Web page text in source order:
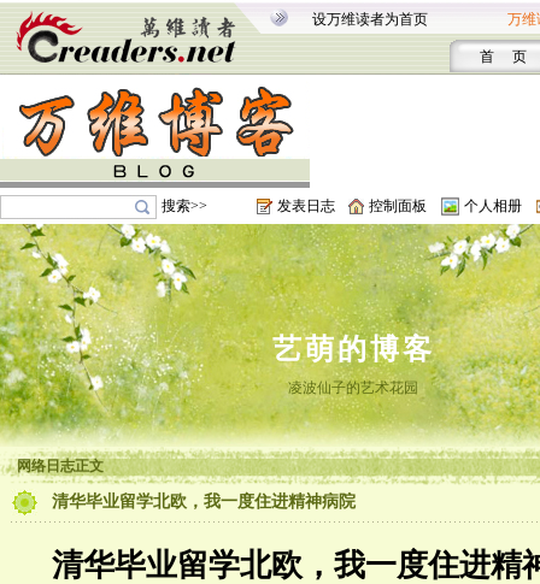
设万维读者为首页 万维
首 页
搜索>> 发表日志 控制面板 个人相册
艺萌的博客
凌波仙子的艺术花园
网络日志正文
清华毕业留学北欧，我一度住进精神病院
清华毕业留学北欧，我一度住进精